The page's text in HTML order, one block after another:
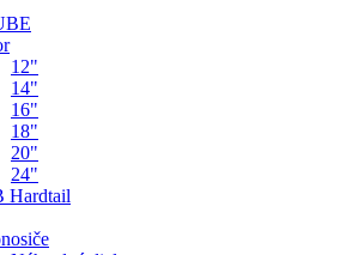
12"
14"
16"
18"
20"
24"
Hardtail